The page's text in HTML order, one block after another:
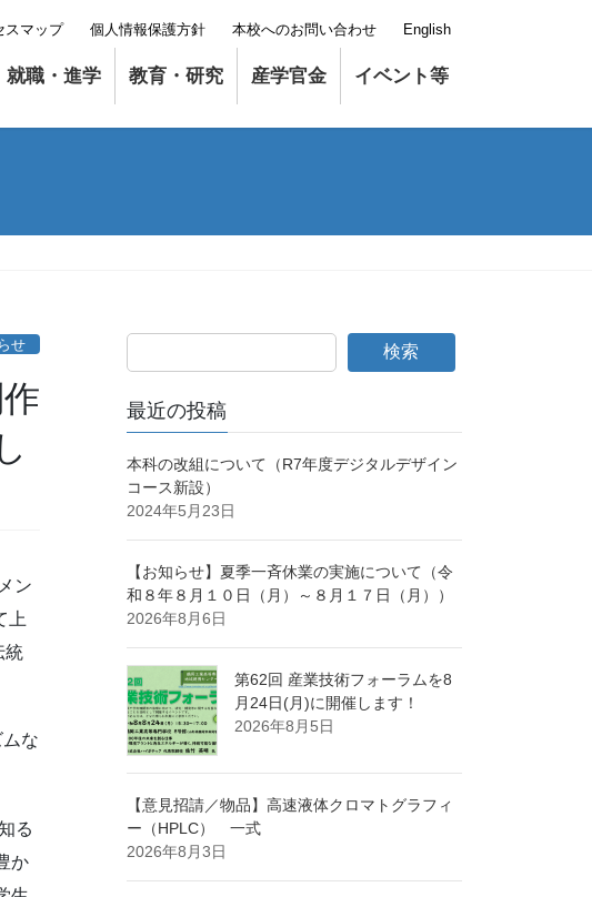
スマップ 個人情報保護方針 本校へのお問い合わせ English
就職・進学 教育・研究 産学官金 イベント等
せ
ン
上
統
な
る
か
検索
最近の投稿
本科の改組について（R7年度デジタルデザイン
コース新設）
2024年5月23日
【お知らせ】夏季一斉休業の実施について（令
和８年８月１０日（月）～８月１７日（月））
2026年8月6日
第62回 産業技術フォーラムを8
月24日(月)に開催します！
2026年8月5日
【意見招請／物品】高速液体クロマトグラフィ
ー（HPLC） 一式
2026年8月3日